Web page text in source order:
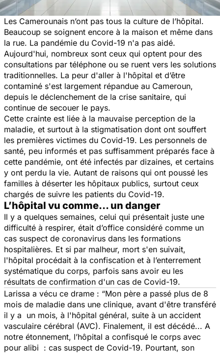
Les Camerounais n’ont pas tous la culture de l’hôpital.
Beaucoup se soignent encore à la maison et même dans
la rue. La pandémie du Covid-19 n'a pas aidé.
Aujourd'hui, nombreux sont ceux qui optent pour des
consultations par téléphone ou se ruent vers les solutions
traditionnelles. La peur d'aller à l'hôpital et d’être
contaminé s'est largement répandue au Cameroun,
depuis le déclenchement de la crise sanitaire, qui
continue de secouer le pays.
Cette crainte est liée à la mauvaise perception de la
maladie, et surtout à la stigmatisation dont ont souffert
les premières victimes du Covid-19. Les personnels de
santé, peu informés et pas suffisamment préparés face à
cette pandémie, ont été infectés par dizaines, et certains
y ont perdu la vie. Autant de raisons qui ont poussé les
familles à déserter les hôpitaux publics, surtout ceux
chargés de suivre les patients du Covid-19.
L’hôpital vu comme... un danger
Il y a quelques semaines, celui qui présentait juste une
difficulté à respirer, était d’office considéré comme un
cas suspect de coronavirus dans les formations
hospitalières. Et si par malheur, mort s'en suivait,
l'hôpital procédait à la confiscation et à l’enterrement
systématique du corps, parfois sans avoir eu les
résultats de confirmation d'un cas de Covid-19.
Larissa a vécu ce drame : “Mon père a passé plus de 8
mois de maladie dans une clinique, avant d'être transféré
il y a un mois, à l'hôpital général, suite à un accident
vasculaire cérébral (AVC). Finalement, il est décédé... A
notre étonnement, l’hôpital a confisqué le corps avec
pour alibi : cas suspect de Covid-19. Pourtant, son